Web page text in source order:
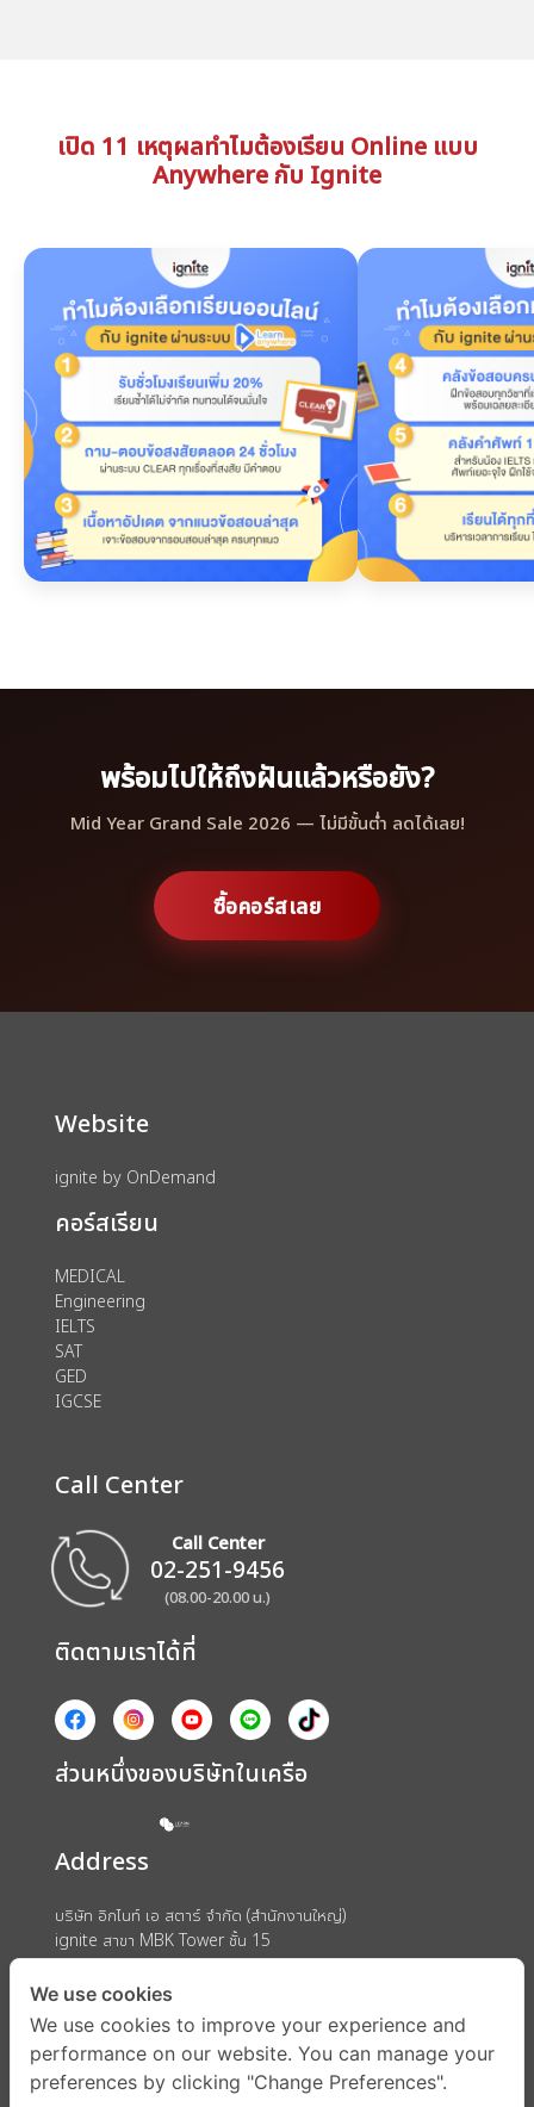
เปิด 11 เหตุผลทำไมต้องเรียน Online แบบ
Anywhere กับ Ignite
พร้อมไปให้ถึงฝันแล้วหรือยัง?
Mid Year Grand Sale 2026 — ไม่มีขั้นต่ำ ลดได้เลย!
ซื้อคอร์สเลย
Website
ignite by OnDemand
คอร์สเรียน
MEDICAL
Engineering
IELTS
SAT
GED
IGCSE
Call Center
Call Center
02-251-9456
(08.00-20.00 น.)
ติดตามเราได้ที่
ส่วนหนึ่งของบริษัทในเครือ
Address
บริษัท อิกไนท์ เอ สตาร์ จำกัด (สำนักงานใหญ่)
ignite สาขา MBK Tower ชั้น 15
ถนนพญาไท แขวงวังใหม่ เขตปทุมวัน กรุงเทพมหานคร 10330
We use cookies
We use cookies to improve your experience and
performance on our website. You can manage your
preferences by clicking "Change Preferences".